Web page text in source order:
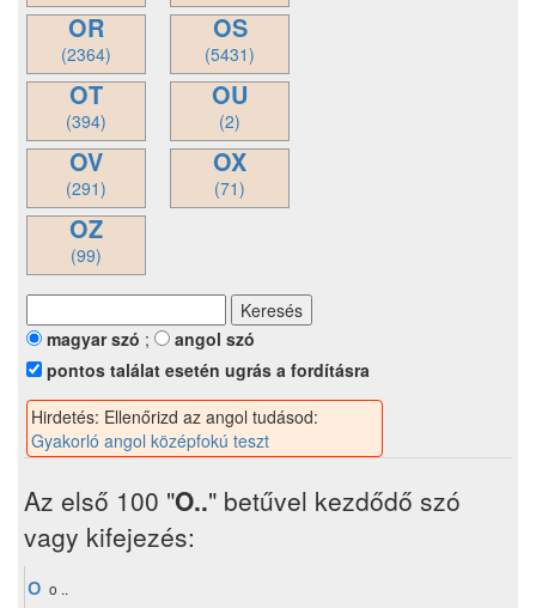
OR
(2364)
OS
(5431)
OT
(394)
OU
(2)
OV
(291)
OX
(71)
OZ
(99)
magyar szó ;
angol szó
pontos találat esetén ugrás a fordításra
Hirdetés: Ellenőrizd az angol tudásod:
Gyakorló angol középfokú teszt
Az első 100 "O.." betűvel kezdődő szó
vagy kifejezés:
o o ..